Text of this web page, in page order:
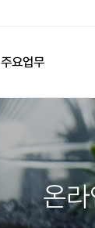
주요업무
온